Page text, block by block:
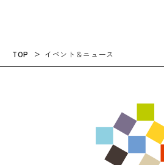
TOP イベント＆ニュース